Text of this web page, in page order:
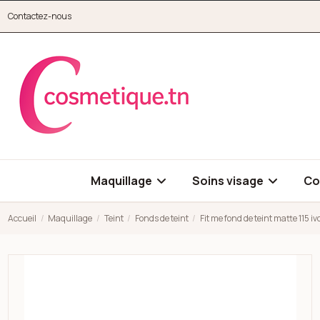
Contactez-nous
Maquillage Soins visage
Accueil Maquillage Teint Fonds de teint Fit me fond de teint matte 115